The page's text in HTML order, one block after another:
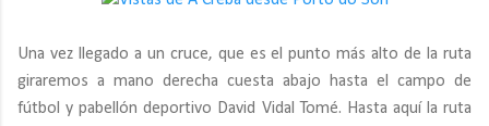
Una vez llegado a un cruce, que es el punto más alto de la ruta
giraremos a mano derecha cuesta abajo hasta el campo de
fútbol y pabellón deportivo David Vidal Tomé. Hasta aquí la ruta